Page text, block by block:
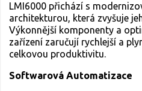
LMI6000 přichází s
architekturou, která zvyšuje
Výkonnější komponenty a
zařízení zaručují rychlejší a
celkovou produktivitu.
Softwarová Automatizace